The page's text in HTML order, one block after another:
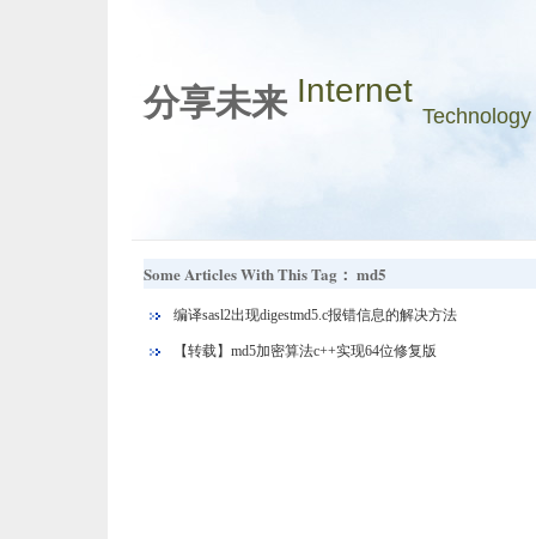
分享未来 Internet
Technology
Some Articles With This Tag： md5
编译sasl2出现digestmd5.c报错信息的解决方法
【转载】md5加密算法c++实现64位修复版